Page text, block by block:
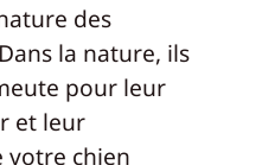
des
la nature, ils
pour leur
et leur
votre chien